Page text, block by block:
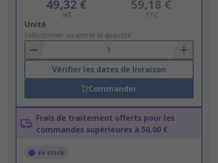
49,32 €
HT
59,18 €
TTC
Add
to
Basket
Unité
Sélectionner ou entrer la quantité
Vérifier les dates de livraison
Commander
Frais de traitement offerts pour les
commandes supérieures à 50,00 €
En stock